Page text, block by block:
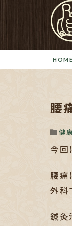
HOME
腰
健康
今回
腰痛
外科
鍼灸